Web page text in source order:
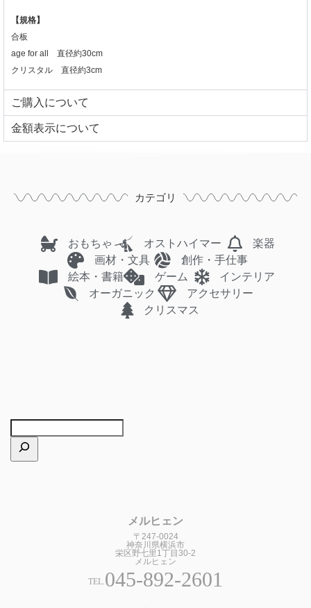
【規格】
合板
age for all 直径約30cm
クリスタル 直径約3cm
ご購入について
⾦額表⽰について
カテゴリ
おもちゃ オストハイマー
楽器
画材・文具
創作・手仕事
絵本・書籍
ゲーム
インテリア
オーガニック
アクセサリー
クリスマス
メルヒェン
〒247-0024
神奈川県横浜市
栄区野七里1丁目30-2
メルヒェン
TEL.045-892-2601